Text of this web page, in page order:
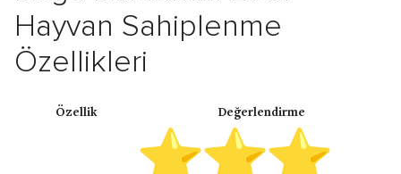
Hayvan Sahiplenme
Özellikleri
Özellik Değerlendirme